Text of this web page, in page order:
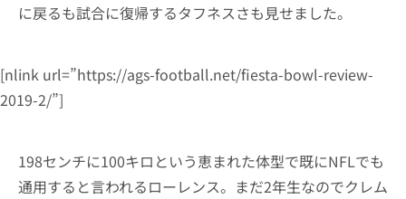
に戻るも試合に復帰するタフネスさも見せました。
[nlink url=”https://ags-football.net/fiesta-bowl-review-
2019-2/”]
198センチに100キロという恵まれた体型で既にNFLでも
通用すると言われるローレンス。まだ2年生なのでクレム